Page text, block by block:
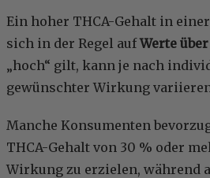
Ein hoher THCA-Gehalt in
sich in der Regel aufWerte
„hoch“ gilt, kann je nach
gewünschter Wirkung
Manche Konsumenten
THCA-Gehalt von 30 % oder
Wirkung zu erzielen, während